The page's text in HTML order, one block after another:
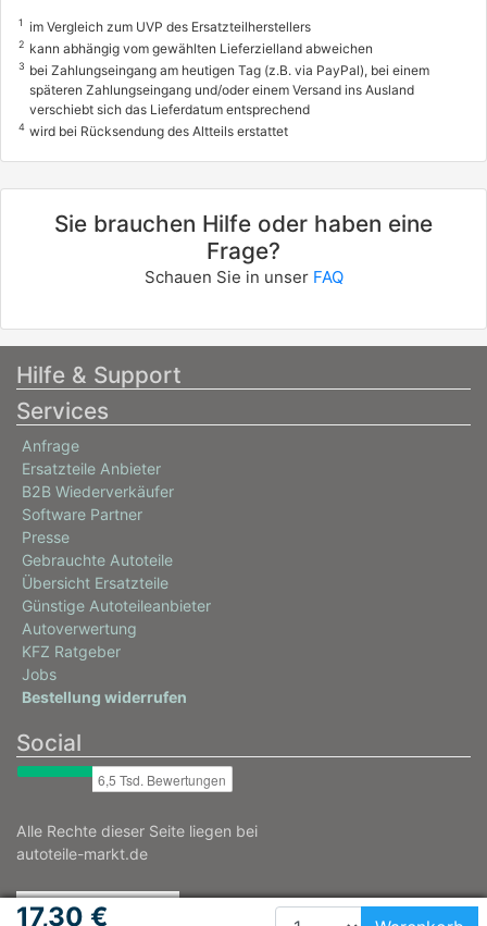
1 im Vergleich zum UVP des Ersatzteilherstellers
2 kann abhängig vom gewählten Lieferzielland abweichen
3 bei Zahlungseingang am heutigen Tag (z.B. via PayPal), bei einem
späteren Zahlungseingang und/oder einem Versand ins Ausland
verschiebt sich das Lieferdatum entsprechend
4 wird bei Rücksendung des Altteils erstattet
17,30 €
Sie brauchen Hilfe oder haben eine
Frage?
Schauen Sie in unser FAQ
Hilfe & Support
Services
Anfrage
Ersatzteile Anbieter
B2B Wiederverkäufer
Software Partner
Presse
Gebrauchte Autoteile
Übersicht Ersatzteile
Günstige Autoteileanbieter
Autoverwertung
KFZ Ratgeber
Jobs
Bestellung widerrufen
Social
Alle Rechte dieser Seite liegen bei
autoteile-markt.de